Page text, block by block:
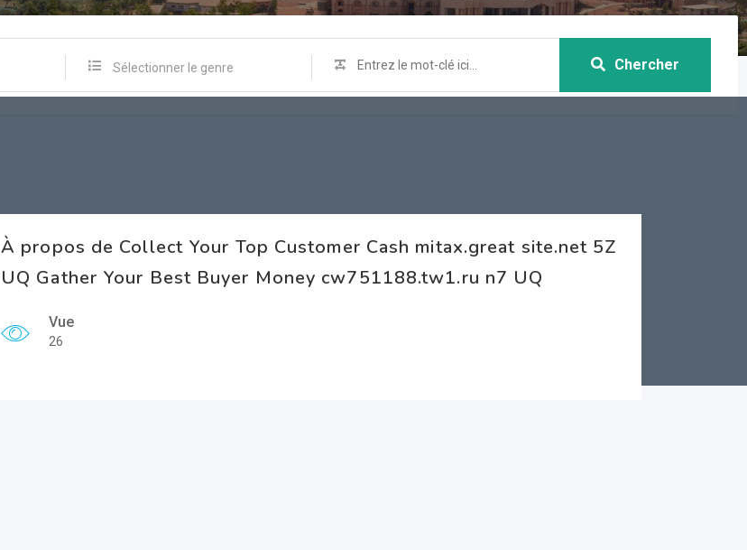
Sélectionner le genre Chercher
À propos de Collect Your Top Customer Cash mitax.great site.net 5Z
UQ Gather Your Best Buyer Money cw751188.tw1.ru n7 UQ
Vue
26